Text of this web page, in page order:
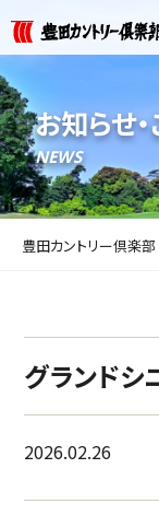
お知らせ
NEWS
豊田カントリー倶楽部
グランドシ
2026.02.26